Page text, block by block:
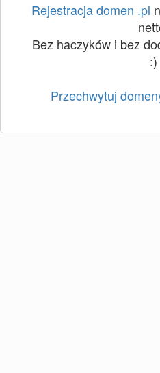
Rejestracja domen .pl
Bez haczyków i bez
:)
Przechwytuj